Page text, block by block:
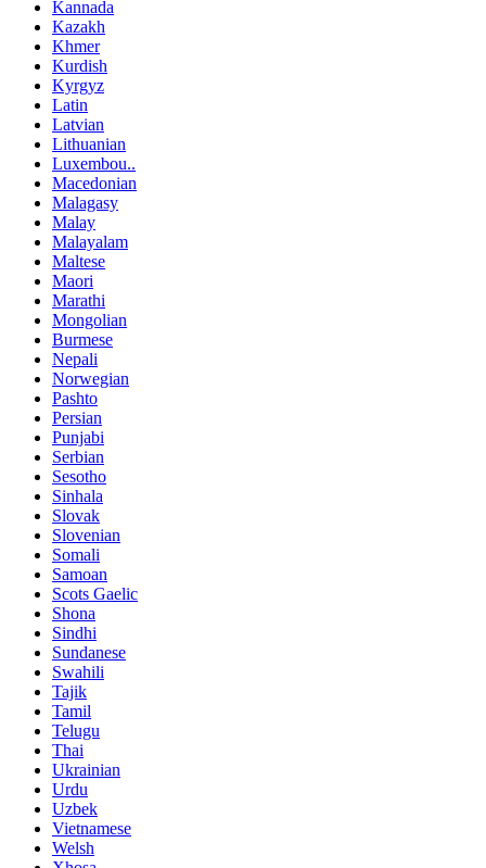
Kannada
Kazakh
Khmer
Kurdish
Kyrgyz
Latin
Latvian
Lithuanian
Luxembou..
Macedonian
Malagasy
Malay
Malayalam
Maltese
Maori
Marathi
Mongolian
Burmese
Nepali
Norwegian
Pashto
Persian
Punjabi
Serbian
Sesotho
Sinhala
Slovak
Slovenian
Somali
Samoan
Scots Gaelic
Shona
Sindhi
Sundanese
Swahili
Tajik
Tamil
Telugu
Thai
Ukrainian
Urdu
Uzbek
Vietnamese
Welsh